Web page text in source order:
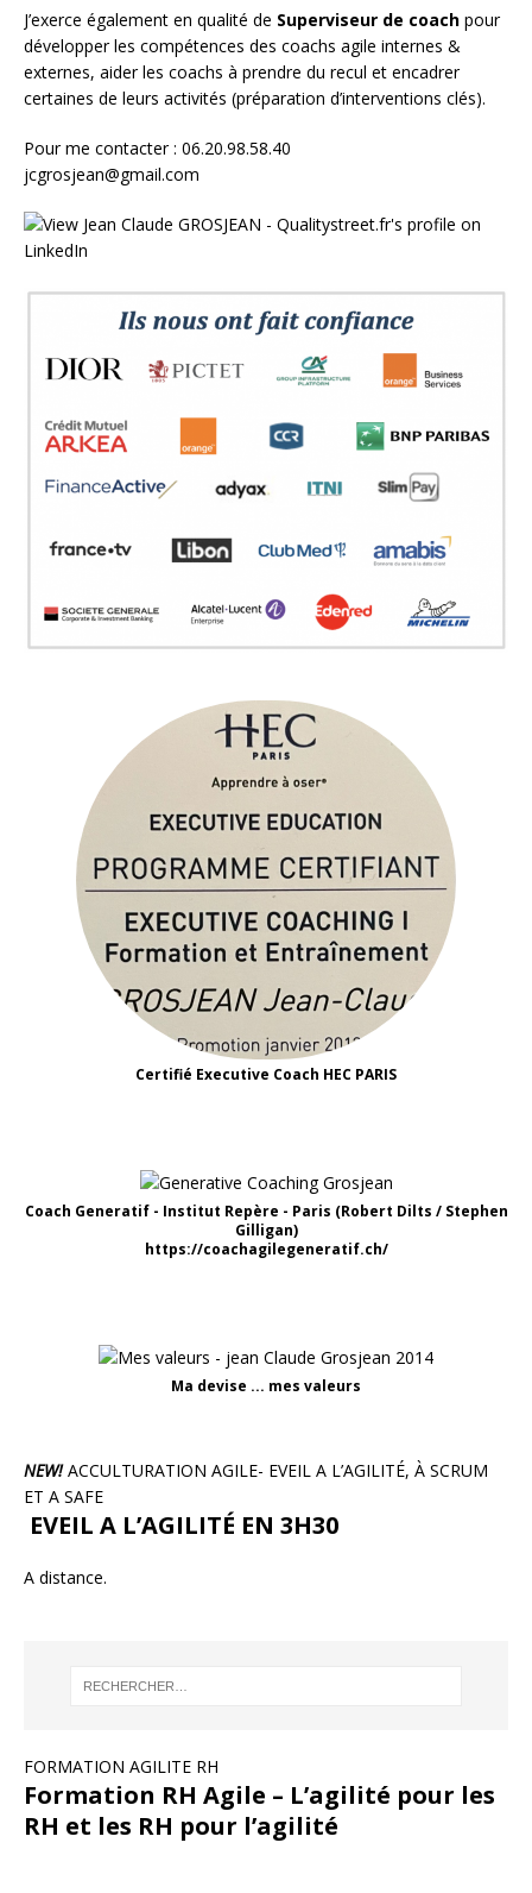
J’exerce également en qualité de Superviseur de coach pour
développer les compétences des coachs agile internes &
externes, aider les coachs à prendre du recul et encadrer
certaines de leurs activités (préparation d’interventions clés).
Pour me contacter : 06.20.98.58.40
jcgrosjean@gmail.com
Certifié Executive Coach HEC PARIS
Coach Generatif - Institut Repère - Paris (Robert Dilts / Stephen
Gilligan)
https://coachagilegeneratif.ch/
Ma devise ... mes valeurs
NEW!ACCULTURATION AGILE- EVEIL A L’AGILITÉ, À SCRUM
ET A SAFE
EVEIL A L’AGILITÉ EN 3H30
A distance.
FORMATION AGILITE RH
Formation RH Agile – L’agilité pour les
RH et les RH pour l’agilité